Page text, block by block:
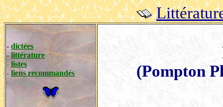
- dictées
- littérature
-listes
- liens recommandés (Pompton